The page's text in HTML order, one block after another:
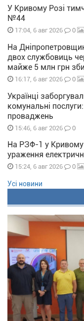
У Кривому Розі
№44
17:04, 6 авг 2026 0
На
двох службовиць
майже 5 млн грн
16:17, 6 авг 2026 0
Українці
комунальні
проваджень
15:46, 6 авг 2026 0
На РЗФ-1 у Кривому
ураження
15:24, 6 авг 2026 0
Усі новини